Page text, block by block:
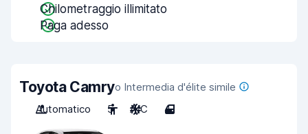
Chilometraggio illimitato
Paga adesso
Toyota Camryo Intermedia d'élite simile
Automatico
5 A/C 4